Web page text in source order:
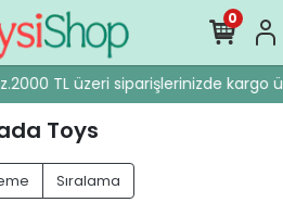
2000 TL üzeri siparişlerinizde kargo
0
Toys
Sıralama